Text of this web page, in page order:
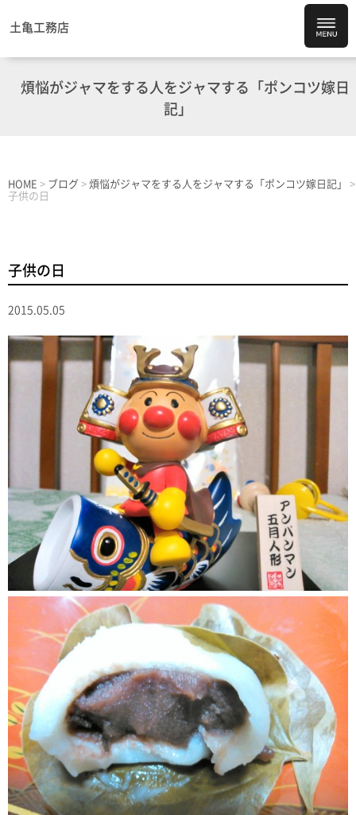
土亀工務店
煩悩がジャマをする人をジャマする「ポンコツ嫁日
記」
HOME > ブログ > 煩悩がジャマをする人をジャマする「ポンコツ嫁日記」
>
子供の日
子供の日
2015.05.05